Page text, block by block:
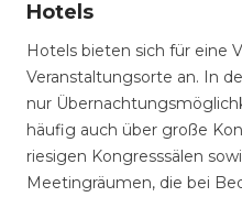
Hotels
Hotels bieten sich für eine
Veranstaltungsorte an. In
nur
häufig auch über große
riesigen Kongresssälen
Meetingräumen, die bei